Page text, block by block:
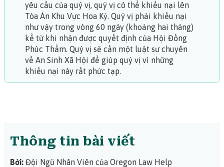
yêu cầu của quý vị, quý vị có thể khiếu nại lên
Tòa Án Khu Vực Hoa Kỳ. Quý vị phải khiếu nại
như vậy trong vòng 60 ngày (khoảng hai tháng)
kể từ khi nhận được quyết định của Hội Đồng
Phúc Thẩm. Quý vị sẽ cần một luật sư chuyên
về An Sinh Xã Hội để giúp quý vị vì những
khiếu nại này rất phức tạp.
Thông tin bài viết
Bởi: Đội Ngũ Nhân Viên của Oregon Law Help